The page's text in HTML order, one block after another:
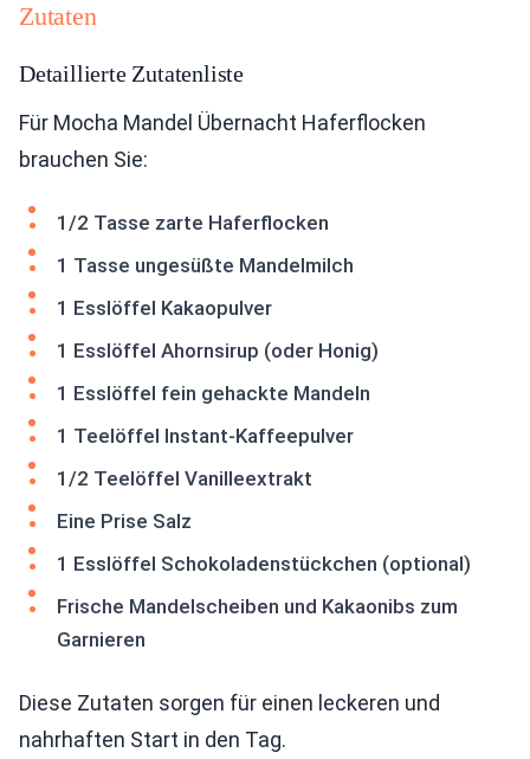
Zutaten
Detaillierte Zutatenliste
Für Mocha Mandel Übernacht Haferflocken
brauchen Sie:
1/2 Tasse zarte Haferflocken
1 Tasse ungesüßte Mandelmilch
1 Esslöffel Kakaopulver
1 Esslöffel Ahornsirup (oder Honig)
1 Esslöffel fein gehackte Mandeln
1 Teelöffel Instant-Kaffeepulver
1/2 Teelöffel Vanilleextrakt
Eine Prise Salz
1 Esslöffel Schokoladenstückchen (optional)
Frische Mandelscheiben und Kakaonibs zum
Garnieren
Diese Zutaten sorgen für einen leckeren und
nahrhaften Start in den Tag.